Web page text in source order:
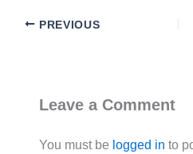
PREVIOUS
Leave a Comment
You must be logged in to